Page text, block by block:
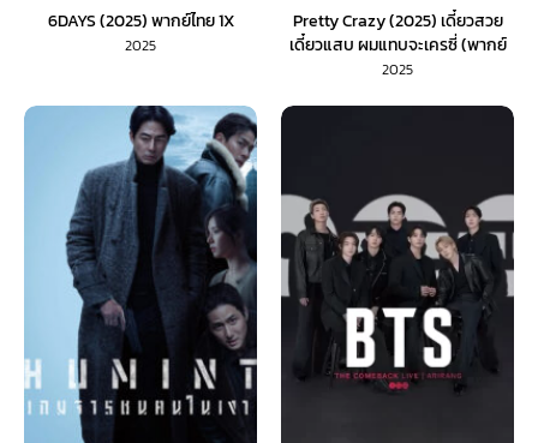
6DAYS (2025) พากย์ไทย 1X
2025
Pretty Crazy (2025) เดี๋ยวสวย
เดี๋ยวแสบ ผมแทบจะเครซี่ (พากย์
ไทย)
2025